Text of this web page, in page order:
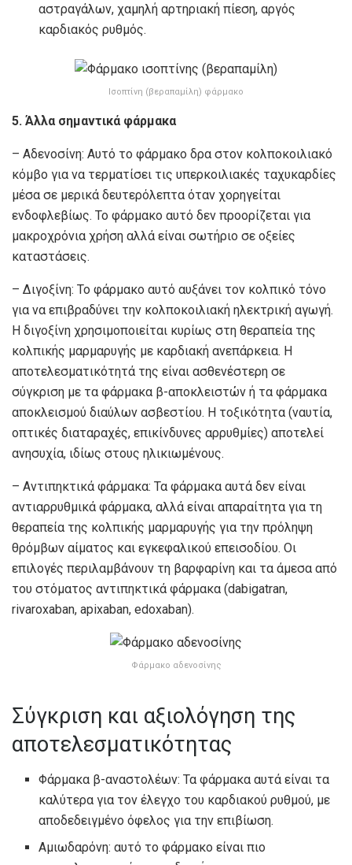
αστραγάλων, χαμηλή αρτηριακή πίεση, αργός
καρδιακός ρυθμός.
Ισοπτίνη (βεραπαμίλη) φάρμακο
5. Άλλα σημαντικά φάρμακα
– Αδενοσίνη: Αυτό το φάρμακο δρα στον κολποκοιλιακό
κόμβο για να τερματίσει τις υπερκοιλιακές ταχυκαρδίες
μέσα σε μερικά δευτερόλεπτα όταν χορηγείται
ενδοφλεβίως. Το φάρμακο αυτό δεν προορίζεται για
μακροχρόνια χρήση αλλά είναι σωτήριο σε οξείες
καταστάσεις.
– Διγοξίνη: Το φάρμακο αυτό αυξάνει τον κολπικό τόνο
για να επιβραδύνει την κολποκοιλιακή ηλεκτρική αγωγή.
Η διγοξίνη χρησιμοποιείται κυρίως στη θεραπεία της
κολπικής μαρμαρυγής με καρδιακή ανεπάρκεια. Η
αποτελεσματικότητά της είναι ασθενέστερη σε
σύγκριση με τα φάρμακα β-αποκλειστών ή τα φάρμακα
αποκλεισμού διαύλων ασβεστίου. Η τοξικότητα (ναυτία,
οπτικές διαταραχές, επικίνδυνες αρρυθμίες) αποτελεί
ανησυχία, ιδίως στους ηλικιωμένους.
– Αντιπηκτικά φάρμακα: Τα φάρμακα αυτά δεν είναι
αντιαρρυθμικά φάρμακα, αλλά είναι απαραίτητα για τη
θεραπεία της κολπικής μαρμαρυγής για την πρόληψη
θρόμβων αίματος και εγκεφαλικού επεισοδίου. Οι
επιλογές περιλαμβάνουν τη βαρφαρίνη και τα άμεσα από
του στόματος αντιπηκτικά φάρμακα (dabigatran,
rivaroxaban, apixaban, edoxaban).
Φάρμακο αδενοσίνης
Σύγκριση και αξιολόγηση της
αποτελεσματικότητας
Φάρμακα β-αναστολέων: Τα φάρμακα αυτά είναι τα
καλύτερα για τον έλεγχο του καρδιακού ρυθμού, με
αποδεδειγμένο όφελος για την επιβίωση.
Αμιωδαρόνη: αυτό το φάρμακο είναι πιο